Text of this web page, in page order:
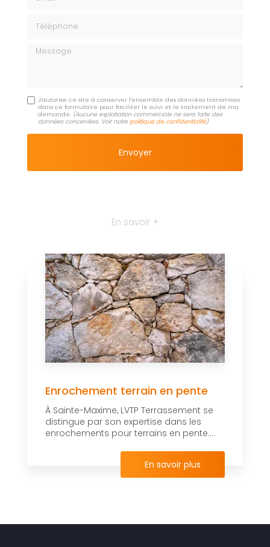
Message
J'autorise ce site à conserver l'ensemble des données transmises
dans ce formulaire pour faciliter le suivi et le traitement de ma
demande. (Aucune exploitation commerciale ne sera faite des
données concervées. Voir notre politique de confidentialité)
En savoir +
Enrochement terrain en pente
À Sainte-Maxime, LVTP Terrassement se
distingue par son expertise dans les
enrochements pour terrains en pente....
En savoir plus